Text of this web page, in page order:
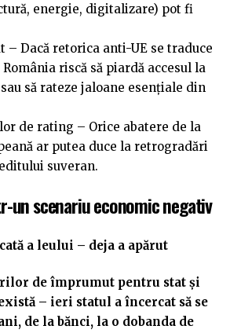
energie, digitalizare) pot fi
– Dacă retorica anti-UE se traduce
riscă să piardă accesul la
să rateze jaloane esențiale din
de rating – Orice abatere de la
ar putea duce la retrogradări
suveran.
un scenariu economic negativ
a leului – deja a apărut
de împrumut pentru stat și
– ieri statul a încercat să se
de la bănci, la o dobanda de